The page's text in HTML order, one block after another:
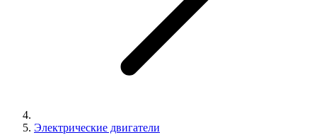
Электрические двигатели